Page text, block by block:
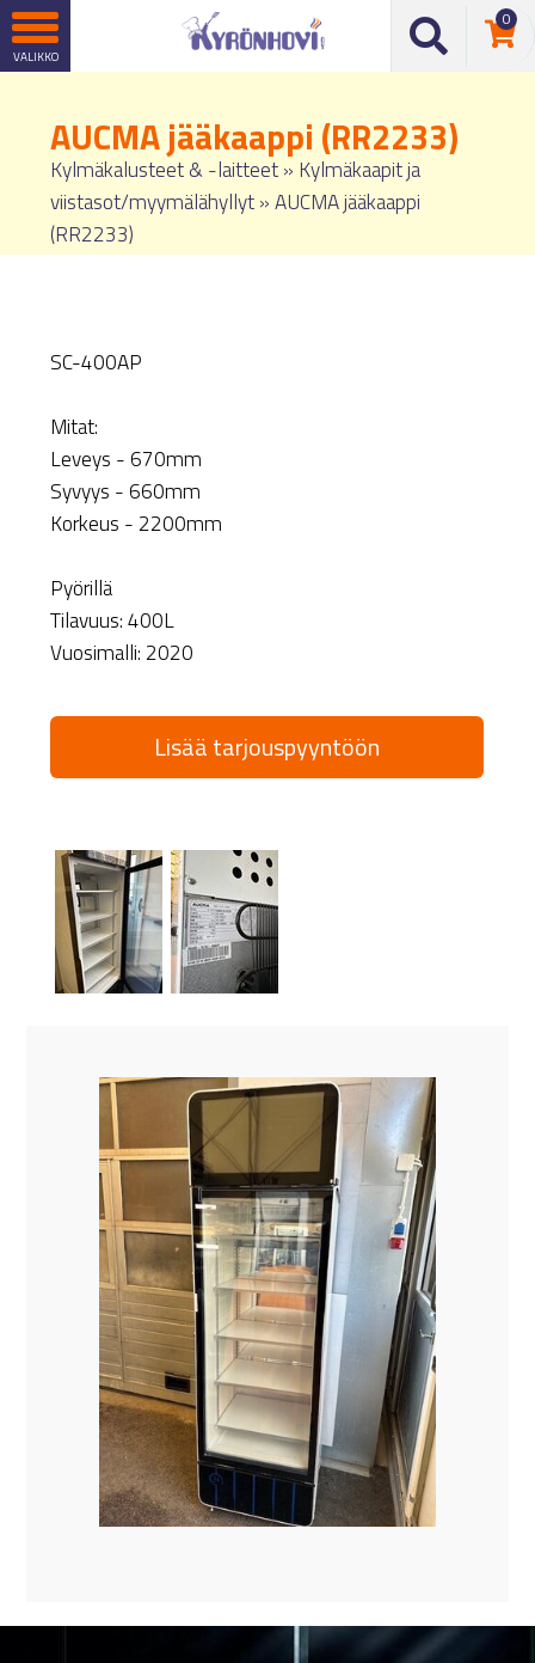
0
AUCMA jääkaappi (RR2233)
Kylmäkalusteet & -laitteet» Kylmäkaapit ja
viistasot/myymälähyllyt»AUCMA jääkaappi
(RR2233)
SC-400AP
Mitat:
Leveys - 670mm
Syvyys - 660mm
Korkeus - 2200mm
Pyörillä
Tilavuus: 400L
Vuosimalli: 2020
Lisää tarjouspyyntöön